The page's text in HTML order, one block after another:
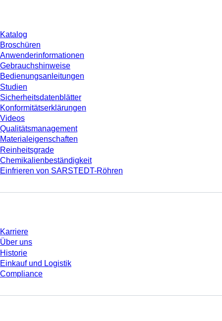
Katalog
Broschüren
Anwenderinformationen
Gebrauchshinweise
Bedienungsanleitungen
Studien
Sicherheitsdatenblätter
Konformitätserklärungen
Videos
Qualitätsmanagement
Materialeigenschaften
Reinheitsgrade
Chemikalienbeständigkeit
Einfrieren von SARSTEDT-Röhren
Karriere
Über uns
Historie
Einkauf und Logistik
Compliance